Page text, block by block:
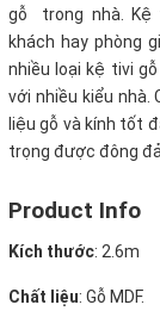
gỗ trong nhà. Kệ
khách hay phòng
nhiều loại kệ tivi
với nhiều kiểu nhà.
liệu gỗ và kính tốt
trọng được đông
Product Info
Kích thước: 2.6m
Chất liệu: Gỗ MDF.